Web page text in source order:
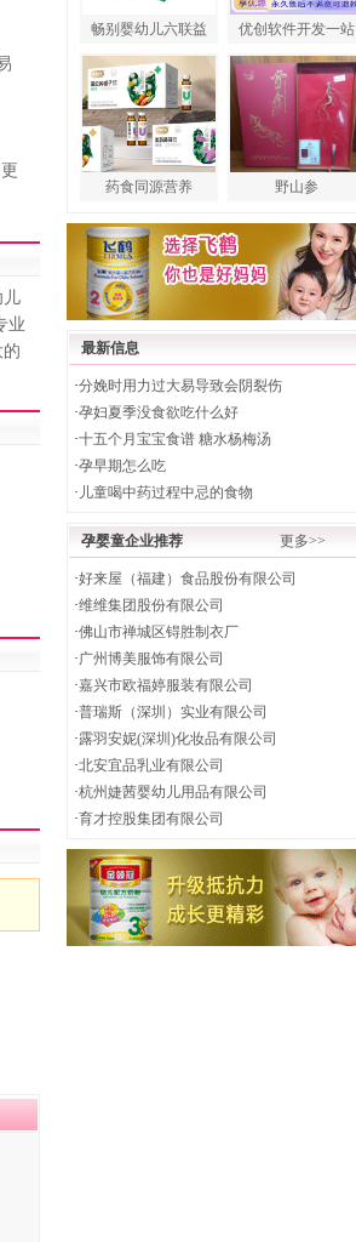
儿
业
畅别婴幼儿六联益 优创软件开发一站
药食同源营养 野山参
最新信息
·分娩时用力过大易导致会阴裂伤
·孕妇夏季没食欲吃什么好
·十五个月宝宝食谱 糖水杨梅汤
·孕早期怎么吃
· 儿童喝中药过程中忌的食物
孕婴童企业推荐 更多>>
·好来屋（福建）食品股份有限公司
·维维集团股份有限公司
·佛山市禅城区锝胜制衣厂
·广州博美服饰有限公司
·嘉兴市欧福婷服装有限公司
·普瑞斯（深圳）实业有限公司
·露羽安妮(深圳)化妆品有限公司
·北安宜品乳业有限公司
·杭州婕茜婴幼儿用品有限公司
·育才控股集团有限公司